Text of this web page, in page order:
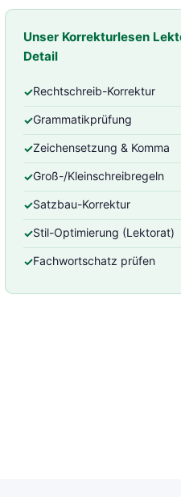
Unser Korrekturlesen
Detail
Rechtschreib-Korrektur
Grammatikprüfung
Zeichensetzung & Komma
Groß-/Kleinschreibregeln
Satzbau-Korrektur
Stil-Optimierung (Lektorat)
Fachwortschatz prüfen